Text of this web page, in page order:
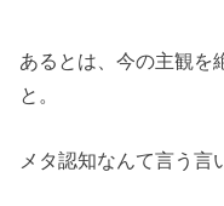
あるとは、今の主観を
と。
メタ認知なんて言う言